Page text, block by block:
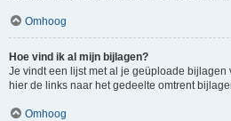
Omhoog
Hoe vind ik al mijn bijlagen?
Je vindt een lijst met al je geüploade
hier de links naar het gedeelte omtrent
Omhoog